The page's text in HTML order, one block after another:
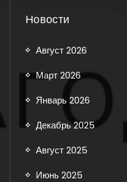
Новости
Август 2026
Март 2026
Январь 2026
Декабрь 2025
Август 2025
Июнь 2025